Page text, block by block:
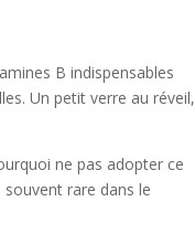
B indispensables
Un petit verre au réveil,
ne pas adopter ce
rare dans le